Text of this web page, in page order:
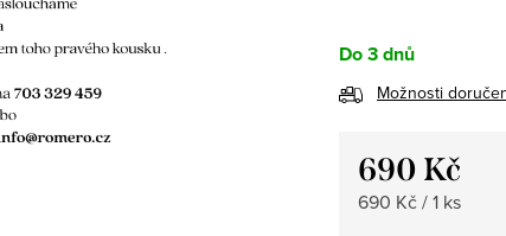
Do 3 dnů
Možnosti
690 Kč
Měrná
690 Kč / 1 ks